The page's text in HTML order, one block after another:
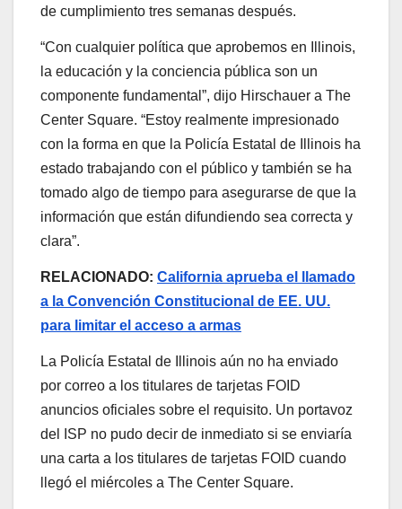
de cumplimiento tres semanas después.
“Con cualquier política que aprobemos en Illinois,
la educación y la conciencia pública son un
componente fundamental”, dijo Hirschauer a The
Center Square. “Estoy realmente impresionado
con la forma en que la Policía Estatal de Illinois ha
estado trabajando con el público y también se ha
tomado algo de tiempo para asegurarse de que la
información que están difundiendo sea correcta y
clara”.
RELACIONADO: California aprueba el llamado
a la Convención Constitucional de EE. UU.
para limitar el acceso a armas
La Policía Estatal de Illinois aún no ha enviado
por correo a los titulares de tarjetas FOID
anuncios oficiales sobre el requisito. Un portavoz
del ISP no pudo decir de inmediato si se enviaría
una carta a los titulares de tarjetas FOID cuando
llegó el miércoles a The Center Square.